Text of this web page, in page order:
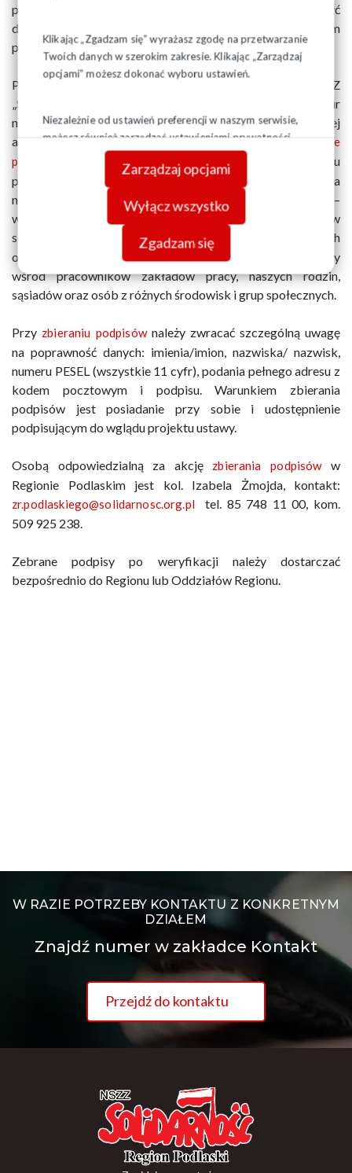
Klikając „Zgadzam się” wyrażasz zgodę na przetwarzanie
Twoich danych w szerokim zakresie. Klikając „Zarządzaj
opcjami” możesz dokonać wyboru ustawień.
Niezależnie od ustawień preferencji w naszym serwisie,
możesz również zarządzać ustawieniami prywatności
swojej przeglądarki. Więcej informacji o przetwarzaniu
danych znajdziesz wPolityce prywatności.
Zarządzaj opcjami
Wyłącz wszystko
Zgadzam się
postulatów Solidarności. Emerytury stażowe mogą być
dobrym i pożądanym przez obywateli uzupełnieniem
proponowanych rozwiązań.
Prezydium Zarządu Regionu Podlaskiego NSZZ
„Solidarność” zwraca się do poszczególnych struktur
naszego Związku w Regionie z prośbą o wykazanie dużej
aktywności i niezbędne zaangażowanie w zbieranie
podpisów.
Po długim okresie pracy zdalnej, zastoju
pandemicznego mamy doskonałą okazję do zaktywizowania
naszych członków i osób wspierające związek –
wykorzystajmy tę szansę. Prosimy o zaangażowanie w
składanie i
zbieranie podpisówwszystkich grup wiekowych
od pełnoletniej młodzieży aż po emerytów. Popisy zbierajmy
wśród pracowników zakładów pracy, naszych rodzin,
sąsiadów oraz osób z różnych środowisk i grup społecznych.
Przy zbieraniu podpisównależy zwracać szczególną uwagę
na poprawność danych: imienia/imion, nazwiska/ nazwisk,
numeru PESEL (wszystkie 11 cyfr), podania pełnego adresu z
kodem pocztowym i podpisu. Warunkiem zbierania
podpisów jest posiadanie przy sobie i udostępnienie
podpisującym do wglądu projektu ustawy.
Osobą odpowiedzialną za akcję zbierania podpisóww
Regionie Podlaskim jest kol. Izabela Żmojda, kontakt:
zr.podlaskiego@solidarnosc.org.pltel. 85 748 11 00, kom.
509 925 238.
Zebrane podpisy po weryfikacji należy dostarczać
bezpośrednio do Regionu lub Oddziałów Regionu.
W RAZIE POTRZEBY KONTAKTU Z KONKRETNYM
DZIAŁEM
Znajdź numer w zakładce Kontakt
Przejdź do kontaktu